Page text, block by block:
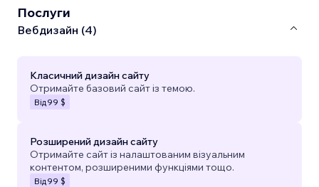
Послуги
Вебдизайн (4)
Класичний дизайн сайту
Отримайте базовий сайт із темою.
Від 99 $
Розширений дизайн сайту
Отримайте сайт із налаштованим візуальним
контентом, розширеними функціями тощо.
Від 99 $